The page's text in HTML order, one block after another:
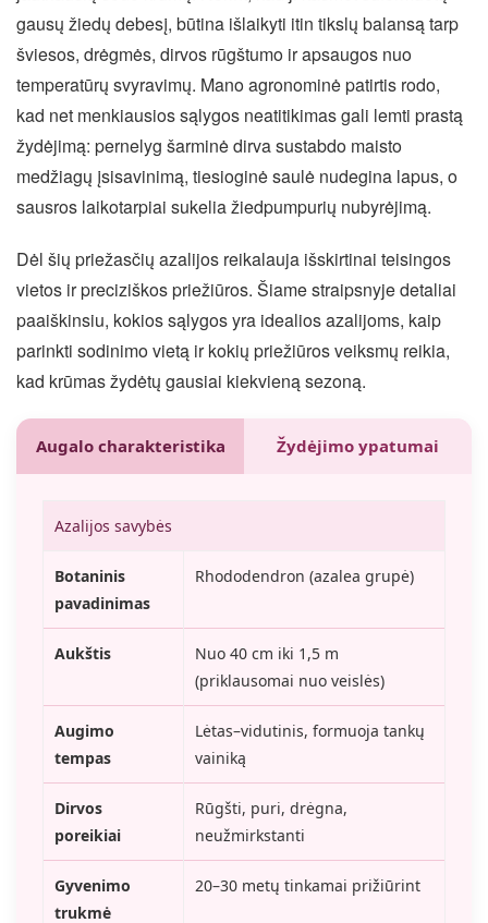
gausų žiedų debesį, būtina išlaikyti itin tikslų balansą tarp
šviesos, drėgmės, dirvos rūgštumo ir apsaugos nuo
temperatūrų svyravimų. Mano agronominė patirtis rodo,
kad net menkiausios sąlygos neatitikimas gali lemti prastą
žydėjimą: pernelyg šarminė dirva sustabdo maisto
medžiagų įsisavinimą, tiesioginė saulė nudegina lapus, o
sausros laikotarpiai sukelia žiedpumpurių nubyrėjimą.
Dėl šių priežasčių azalijos reikalauja išskirtinai teisingos
vietos ir preciziškos priežiūros. Šiame straipsnyje detaliai
paaiškinsiu, kokios sąlygos yra idealios azalijoms, kaip
parinkti sodinimo vietą ir kokių priežiūros veiksmų reikia,
kad krūmas žydėtų gausiai kiekvieną sezoną.
Augalo charakteristika Žydėjimo ypatumai
Azalijos savybės
Botaninis
pavadinimas
Rhododendron (azalea grupė)
Aukštis
Nuo 40 cm iki 1,5 m
(priklausomai nuo veislės)
Augimo
tempas
Lėtas–vidutinis, formuoja tankų
vainiką
Dirvos
poreikiai
Rūgšti, puri, drėgna,
neužmirkstanti
Gyvenimo
trukmė
20–30 metų tinkamai prižiūrint